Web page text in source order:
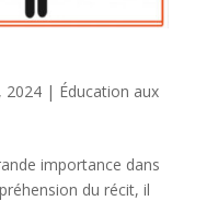
2024| Éducation aux
importance dans
du récit, il